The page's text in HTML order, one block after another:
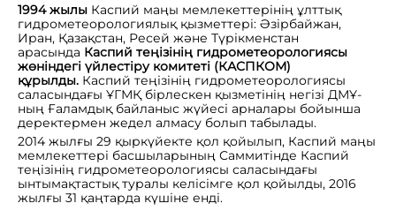
1994 жылы Каспий маңы мемлекеттерінің ұлттық
гидрометеорологиялық қызметтері: Әзірбайжан,
Иран, Қазақстан, Ресей және Түрікменстан
арасында Каспий теңізінің гидрометеорологиясы
жөніндегі үйлестіру комитеті (КАСПКОМ)
құрылды. Каспий теңізінің гидрометеорологиясы
саласындағы ҰГМҚ бірлескен қызметінің негізі ДМҰ-
ның Ғаламдық байланыс жүйесі арналары бойынша
деректермен жедел алмасу болып табылады.
2014 жылғы 29 қыркүйекте қол қойылып, Каспий маңы
мемлекеттері басшыларының Саммитінде Каспий
теңізінің гидрометеорологиясы саласындағы
ынтымақтастық туралы келісімге қол қойылды, 2016
жылғы 31 қаңтарда күшіне енді.